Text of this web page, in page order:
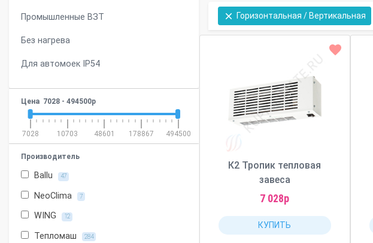
Промышленные ВЗТ
Без нагрева
Для автомоек IP54
Цена 7028 - 494500р
7028 10703 48601 178867 494500
Производитель
Ballu 47
NeoClima 7
WING 12
Тепломаш 284
Горизонтальная / Вертикальная
К2 Тропик тепловая
завеса
7 028р
КУПИТЬ